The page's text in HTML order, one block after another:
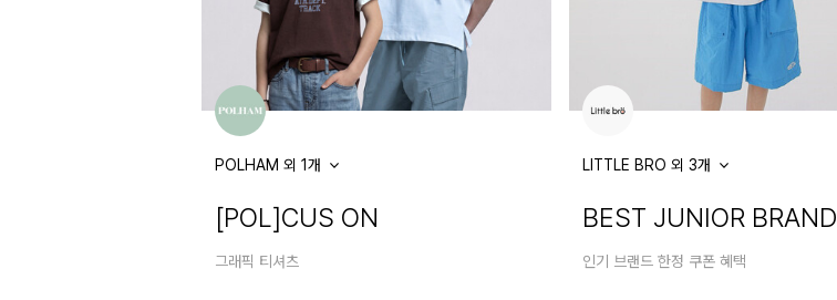
POLHAM 외 1개
[POL]CUS ON
그래픽 티셔츠
LITTLE BRO 외 3개
BEST JUNIOR BRAND
인기 브랜드 한정 쿠폰 혜택